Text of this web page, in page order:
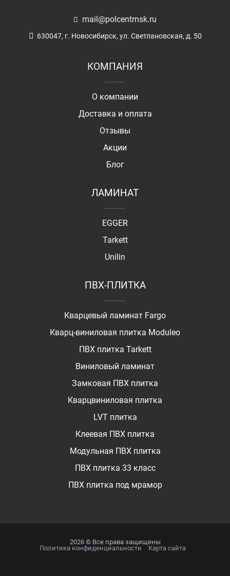
mail@polcentrnsk.ru
630047, г. Новосибирск, ул. Светлановская, д. 50
КОМПАНИЯ
О компании
Доставка и оплата
Отзывы
Акции
Блог
ЛАМИНАТ
EGGER
Tarkett
Unilin
ПВХ-ПЛИТКА
Кварцевый ламинат Fargo
Кварц-виниловая плитка Moduleo
ПВХ плитка Tarkett
Виниловый ламинат
Замковая ПВХ плитка
Кварцвиниловая плитка
LVT плитка
Клеевая ПВХ плитка
Модульная ПВХ плитка
ПВХ плитка 33 класс
ПВХ плитка под мрамор
2026 © Все права защищены
Политика конфиденциальности
Карта сайта